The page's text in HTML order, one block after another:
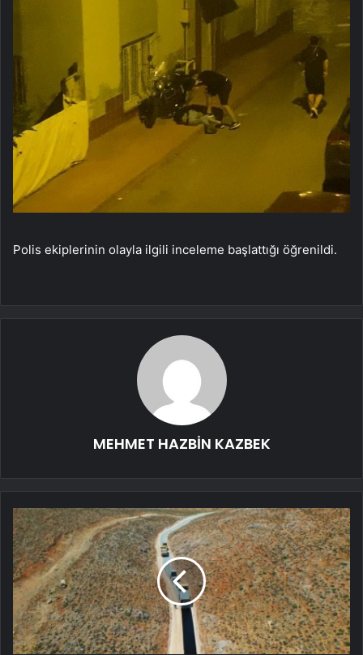
Polis ekiplerinin olayla ilgili inceleme başlattığı öğrenildi.
MEHMET HAZBİN KAZBEK